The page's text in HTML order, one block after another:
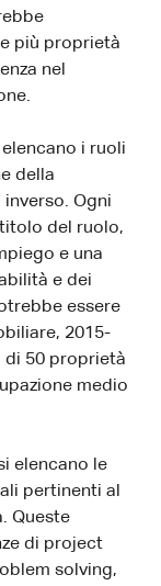
più proprietà
nel
i ruoli
della
Ogni
del ruolo,
e una
e dei
essere
2015-
di 50 proprietà
medio
elencano le
pertinenti al
Queste
di project
solving,